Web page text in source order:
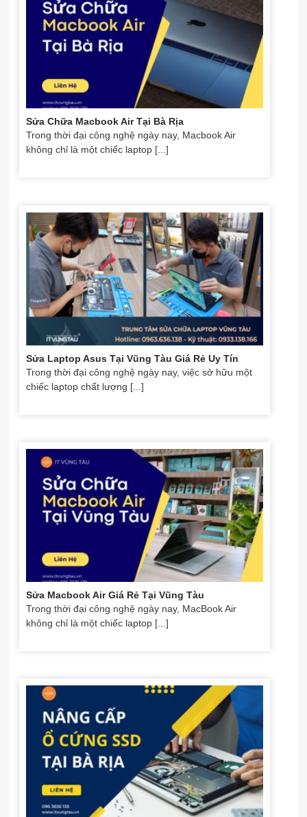
Sửa Chữa Macbook Air Tại Bà Rịa
Trong thời đại công nghệ ngày nay, Macbook Air
không chỉ là một chiếc laptop [...]
Sửa Laptop Asus Tại Vũng Tàu Giá Rẻ Uy Tín
Trong thời đại công nghệ ngày nay, việc sở hữu một
chiếc laptop chất lượng [...]
Sửa Macbook Air Giá Rẻ Tại Vũng Tàu
Trong thời đại công nghệ ngày nay, MacBook Air
không chỉ là một chiếc laptop [...]